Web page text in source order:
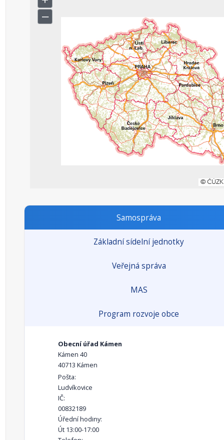
Samospráva
Základní sídelní jednotky
Veřejná správa
MAS
Program rozvoje obce
Obecní úřad Kámen
Kámen 40
40713 Kámen
Pošta:
Ludvíkovice
IČ:
00832189
Úřední hodiny:
Út 13:00-17:00